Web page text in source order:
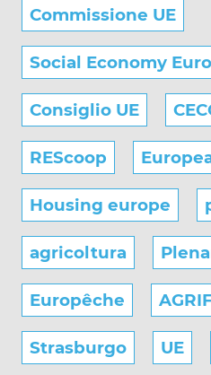
Commissione UE
Social Economy
Consiglio UE
REScoop
Housing europe
agricoltura
Europêche
Strasburgo UE